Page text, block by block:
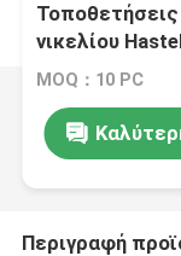
νικελίου
MOQ：10 PC
Περιγραφή